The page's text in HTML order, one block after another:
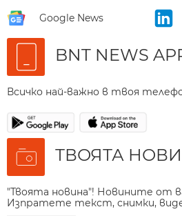
Google News
BNT NEWS
Всичко най-важно в твоя
ТВОЯТА
"Твоята новина"! Новините от
Изпратете текст, снимки,